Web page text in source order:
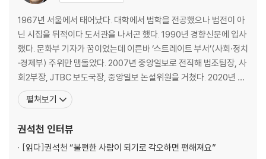
애 늙은이와 늙은 애들의 세상 99
그들이 가지고 다닌 것들 108
좀비 공정 115
그동안 당신은 어디 있었나 122
나의 디폴트 값은? 128
편견이라는 미세먼지 137
이 상상은 특정 사실과 관련이 없습니다 146
현실의 헌법에 길들여지지 않는다는 것 163
1967년 서울에서 태어났다. 대학에서 법학을 전공했으나 법전이 아
닌 시집을 뒤적이다 도서관을 나서곤 했다. 1990년 경향신문에 입사
했다. 문화부 기자가 꿈이었는데 이른바 ‘스트레이트 부서’(사회·정치
·경제부) 주위만 맴돌았다. 2007년 중앙일보로 전직해 법조팀장, 사
회2부장, JTBC 보도국장, 중앙일보 논설위원을 거쳤다. 2020년 다
시 JTBC에서 방송 밥을 먹고 있다. 혼자 있고 혼자 하는 일을 좋아하
는 편이다. 조용히 책 읽고 영화 보며 지내고 싶은 것이 오랜 꿈이다.
힘을 보태고 싶다.
펼쳐보기
권석천 인터뷰
[읽다]권석천 “불편한 사람이 되기로 각오하면 편해져요”